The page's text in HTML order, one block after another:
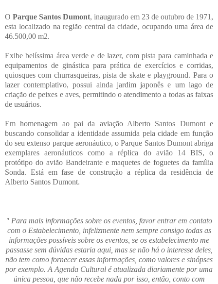
O Parque Santos Dumont, inaugurado em 23 de outubro de 1971,
esta localizado na região central da cidade, ocupando uma área de
46.500,00 m2.
Exibe belíssima área verde e de lazer, com pista para caminhada e
equipamentos de ginástica para prática de exercícios e corridas,
quiosques com churrasqueiras, pista de skate e playground. Para o
lazer contemplativo, possui ainda jardim japonês e um lago de
criação de peixes e aves, permitindo o atendimento a todas as faixas
de usuários.
Em homenagem ao pai da aviação Alberto Santos Dumont e
buscando consolidar a identidade assumida pela cidade em função
do seu extenso parque aeronáutico, o Parque Santos Dumont abriga
exemplares aeronáuticos como a réplica do avião 14 BIS, o
protótipo do avião Bandeirante e maquetes de foguetes da família
Sonda. Está em fase de construção a réplica da residência de
Alberto Santos Dumont.
" Para mais informações sobre os eventos, favor entrar em contato
com o Estabelecimento, infelizmente nem sempre consigo todas as
informações possíveis sobre os eventos, se os estabelecimento me
passasse sem dúvidas estaria aqui, mas se não há o interesse deles,
não tem como fornecer essas informações, como valores e sinópses
por exemplo. A Agenda Cultural é atualizada diariamente por uma
única pessoa, que não recebe nada por isso, então, conto com